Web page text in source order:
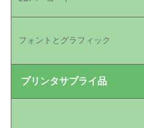
フォントとグラフィック
プリンタサプライ品